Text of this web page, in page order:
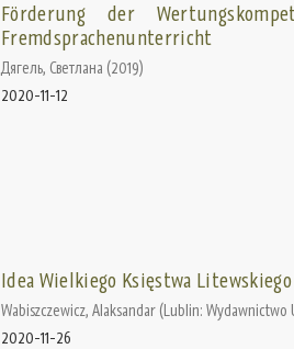
Förderung der
Fremdsprachenunterricht
Дягель, Светлана (2019)
2020-11-12
Idea Wielkiego Księstwa
Wabiszczewicz, Alaksandar (Lublin: Wydawnictwo
2020-11-26